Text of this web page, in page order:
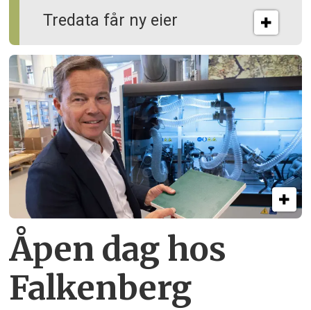
Tredata får ny eier
Åpen dag hos
Falkenberg